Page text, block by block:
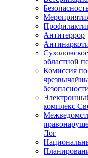
Антитеррор
областной
Комиссия
безопасности
комплекс
Лог